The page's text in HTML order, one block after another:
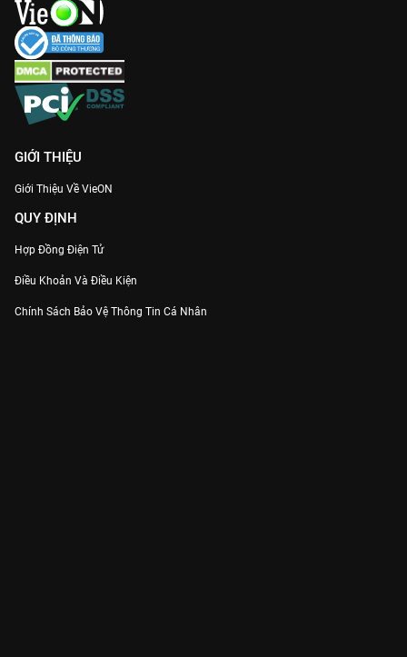
GIỚI THIỆU
Giới Thiệu Về VieON
QUY ĐỊNH
Hợp Đồng Điện Tử
Điều Khoản Và Điều Kiện
Chính Sách Bảo Vệ Thông Tin Cá Nhân